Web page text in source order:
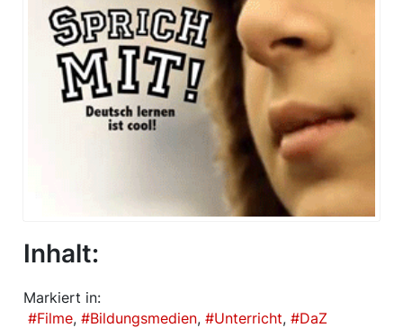
Inhalt:
Markiert in:
Filme
Bildungsmedien Unterricht DaZ